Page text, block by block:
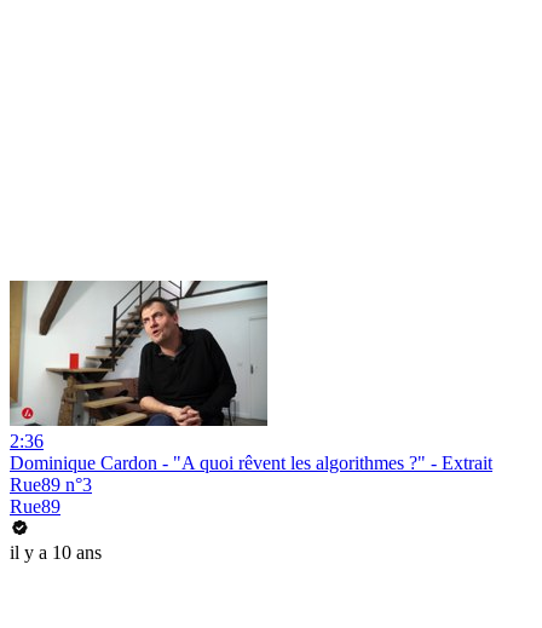
2:36
Dominique Cardon - "A quoi rêvent les algorithmes ?" - Extrait
Rue89 n°3
Rue89
il y a 10 ans